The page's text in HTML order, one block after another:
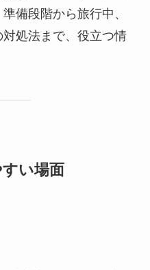
備段階から旅行中、
処法まで、役立つ情
い場面